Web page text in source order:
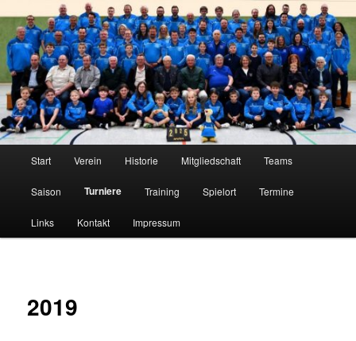
primären
Inhalt
springenTTC Edelweiß Klein Elbe
Tischtennis im Innerstetal seit 1950
Start Verein Historie Mitgliedschaft Teams
Saison Turniere Training Spielort Termine
Links Kontakt Impressum
2019